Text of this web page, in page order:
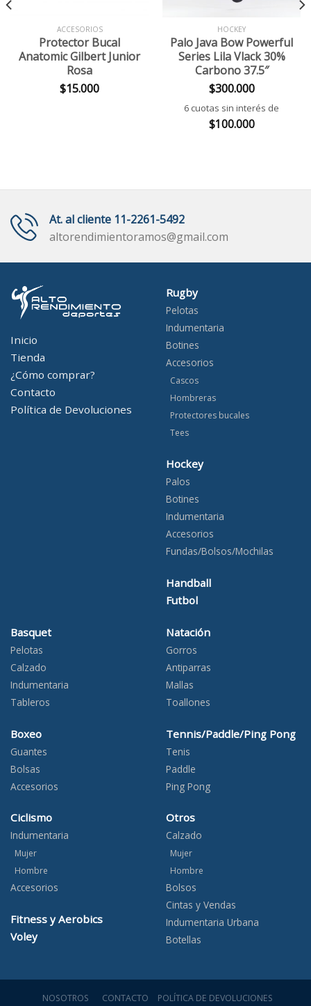
ACCESORIOS
Protector Bucal
Anatomic Gilbert Junior
Rosa
$15.000
HOCKEY
Palo Java Bow Powerful
Series Lila Vlack 30%
Carbono 37.5″
$300.000
6 cuotas sin interés de
$100.000
At. al cliente 11-2261-5492
altorendimientoramos@gmail.com
Inicio
Tienda
¿Cómo comprar?
Contacto
Política de Devoluciones
Rugby
Pelotas
Indumentaria
Botines
Accesorios
Cascos
Hombreras
Protectores bucales
Tees
Hockey
Palos
Botines
Indumentaria
Accesorios
Fundas/Bolsos/Mochilas
Handball
Futbol
Basquet
Pelotas
Calzado
Indumentaria
Tableros
Boxeo
Guantes
Bolsas
Accesorios
Ciclismo
Indumentaria
Mujer
Hombre
Accesorios
Fitness y Aerobics
Voley
Natación
Gorros
Antiparras
Mallas
Toallones
Tennis/Paddle/Ping Pong
Tenis
Paddle
Ping Pong
Otros
Calzado
Mujer
Hombre
Bolsos
Cintas y Vendas
Indumentaria Urbana
Botellas
NOSOTROS CONTACTO POLÍTICA DE DEVOLUCIONES